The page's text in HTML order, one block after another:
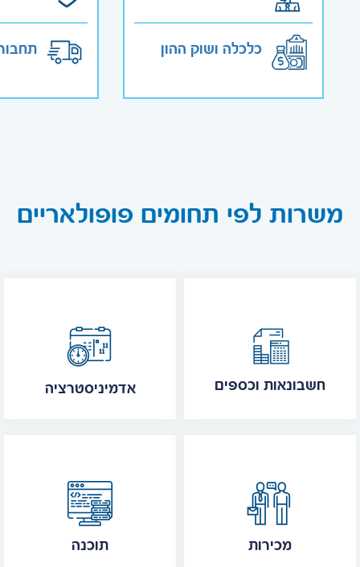
כלכלה ושוק ההון
משרות לפי תחומים פופולאריים
אדמיניסטרציה חשבונאות וכספים
תוכנה מכירות